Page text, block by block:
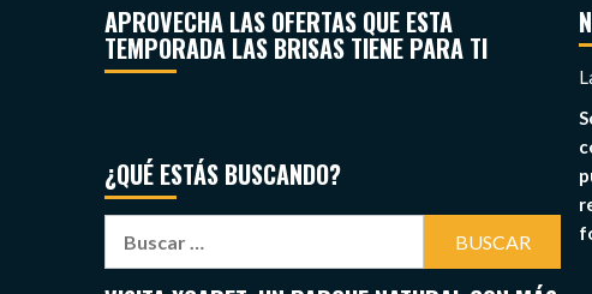
APROVECHA LAS OFERTAS QUE ESTA
TEMPORADA LAS BRISAS TIENE PARA TI
¿QUÉ ESTÁS BUSCANDO?